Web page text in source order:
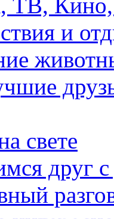
и
свете
друг